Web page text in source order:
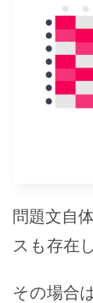
問題文自
スも存在
その場合